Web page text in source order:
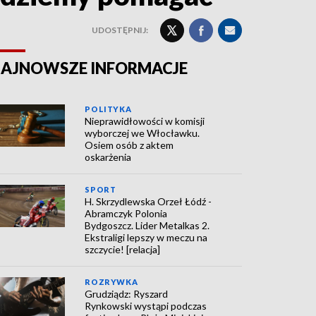
UDOSTĘPNIJ:
INFORMACJE
POLITYKA
Nieprawidłowości w komisji
wyborczej we Włocławku.
Osiem osób z aktem
oskarżenia
SPORT
H. Skrzydlewska Orzeł Łódź -
Abramczyk Polonia
Bydgoszcz. Lider Metalkas 2.
Ekstraligi lepszy w meczu na
szczycie! [relacja]
ROZRYWKA
Grudziądz: Ryszard
Rynkowski wystąpi podczas